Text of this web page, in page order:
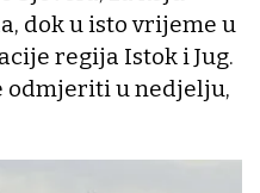
dok u isto vrijeme u
regija Istok i Jug.
odmjeriti u nedjelju,